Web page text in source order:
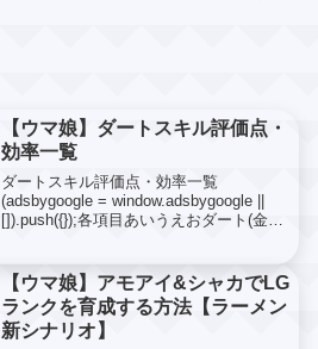
【ウマ娘】ダートスキル評価点・
効率一覧
ダートスキル評価点・効率一覧
(adsbygoogle = window.adsbygoogle ||
[]).push({});各項目あいうえおダート(金＋
【ウマ娘】アモアイ&シャカでLG
ランクを育成する方法【ラーメン
新シナリオ】